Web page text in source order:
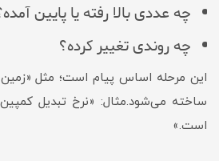
چه عددی بالا رفته یا پایین
چه روندی تغییر کرده؟
این مرحله اساس پیام است؛ مثل
است.»